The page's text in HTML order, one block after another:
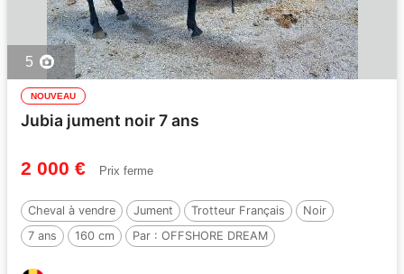
5
NOUVEAU
Jubia jument noir 7 ans
2 000 € Prix ferme
Cheval à vendre Jument Trotteur Français
Noir
7 ans
160 cm Par : OFFSHORE DREAM